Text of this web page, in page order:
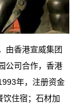
由香港宣威集团
公司合作，香港
年，注册资金
饮住宿；石材加